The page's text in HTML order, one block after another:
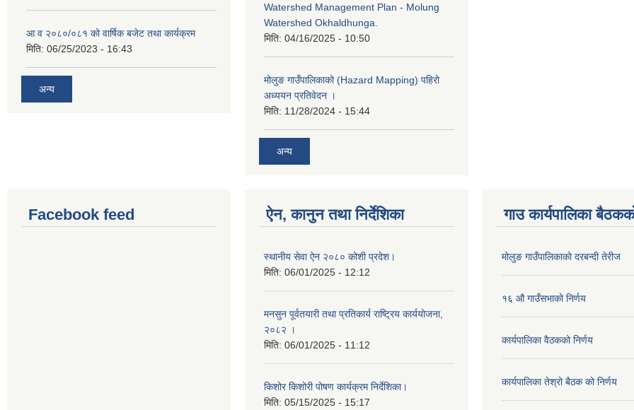
आ व २०८०/०८१ को वार्षिक बजेट तथा कार्यक्रम
मिति: 06/25/2023 - 16:43
अन्य
Watershed Management Plan - Molung
Watershed Okhaldhunga.
मिति: 04/16/2025 - 10:50
मोलुङ गाउँपालिकाको (Hazard Mapping) पहिरो
अध्ययन प्रतिवेदन ।
मिति: 11/28/2024 - 15:44
अन्य
Facebook feed ऐन, कानुन तथा निर्देशिका
स्थानीय सेवा ऐन २०८० कोशी प्रदेश।
मिति: 06/01/2025 - 12:12
मनसुन पूर्वतयारी तथा प्रतिकार्य राष्ट्रिय कार्ययोजना,
२०८२ ।
मिति: 06/01/2025 - 11:12
किशोर किशोरी पोषण कार्यक्रम निर्देशिका।
मिति: 05/15/2025 - 15:17
गाउ कार्यपालिका
मोलुङ गाउँपालिकाको दरबन्दी तेरीज
१६ औ गाउँसभाको निर्णय
कार्यपालिका वैठकको निर्णय
कार्यपालिका तेश्रो बैठक को निर्णय